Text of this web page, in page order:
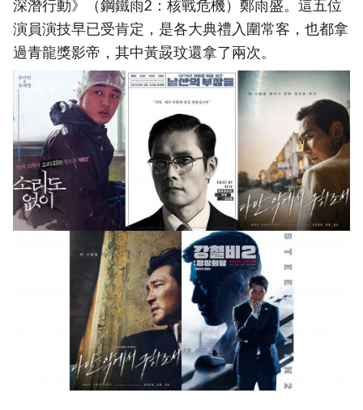
深潛行動》（鋼鐵雨2：核戰危機）鄭雨盛。這五位
演員演技早已受肯定，是各大典禮入圍常客，也都拿
過青龍獎影帝，其中黃晸玟還拿了兩次。